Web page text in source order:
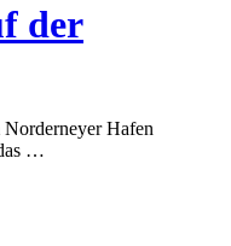
der
Hafen
…